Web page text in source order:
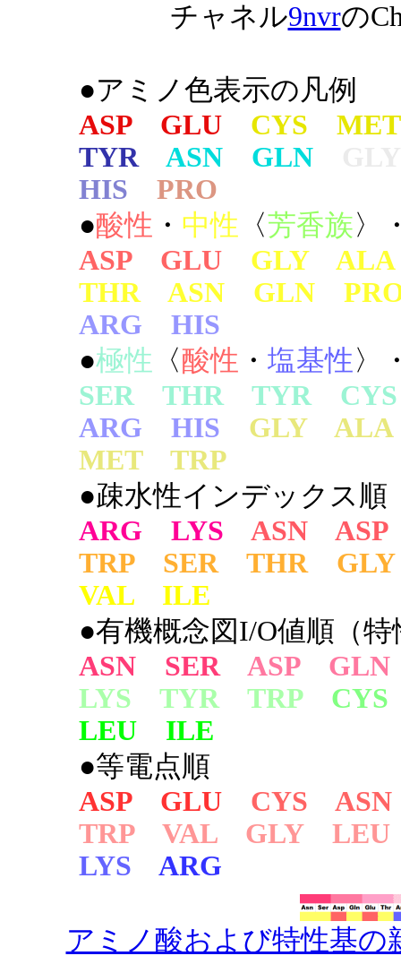
チャネル9nvrの
●アミノ色表示の凡例
ASP GLU
CYS MET
TYR
ASN GLN
HIS
PRO
●酸性 ・ 中性 〈芳香族〉
ASP GLU
GLY
THR ASN GLN
ARG HIS
●極性 〈酸性 ・ 塩基性 〉
SER THR TYR
ARG HIS
GLY
MET TRP
●疎水性インデックス順
ARG LYS
ASN
TRP SER THR GLY
VAL ILE
●有機概念図I/O値順（特
ASN SER
ASP GLN
LYS TYR TRP
LEU ILE
●等電点順
ASP GLU
CYS
TRP VAL GLY LEU
LYS
ARG
アミノ酸および特性基の